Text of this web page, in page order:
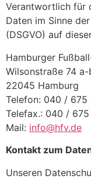
Verantwortlich für
Daten im Sinne
(DSGVO) auf
Hamburger
Wilsonstraße 74 a-
22045 Hamburg
Telefon: 040 / 675
Telefax.: 040 /
Mail: info@hfv.de
Kontakt zum
Unseren